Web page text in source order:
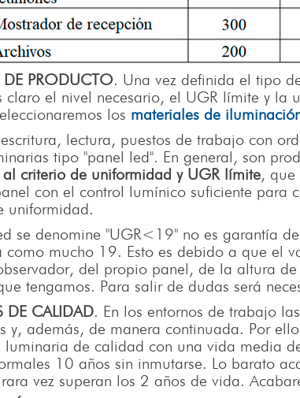
PRODUCTO. Una vez definida el tipo
claro el nivel necesario, el UGR límite y la
los materiales de
escritura, lectura, puestos de trabajo con
tipo "panel led". En general, son
al criterio de uniformidad y UGR límite, que
con el control lumínico suficiente para
uniformidad.
se denomine "UGR<19" no es garantía
como mucho 19. Esto es debido a que el
del propio panel, de la altura
tengamos. Para salir de dudas será
DE CALIDAD. En los entornos de trabajo
y, además, de manera continuada. Por
luminaria de calidad con una vida media
10 años sin inmutarse. Lo barato
vez superan los 2 años de vida.